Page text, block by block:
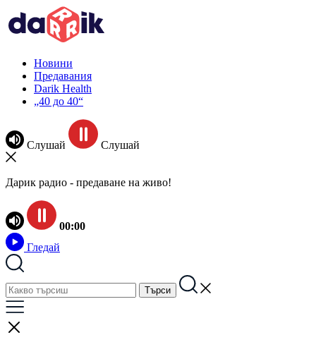
Новини
Предавания
Darik Health
„40 до 40“
Слушай Слушай
Дарик радио - предаване на живо!
00:00
Гледай